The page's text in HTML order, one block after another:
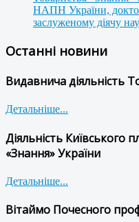
НАПН України,
заслуженому діячу
Останні новини
Видавнича діяльність
Детальніше...
Діяльність Київського
«Знання» України
Детальніше...
Вітаймо Почесного